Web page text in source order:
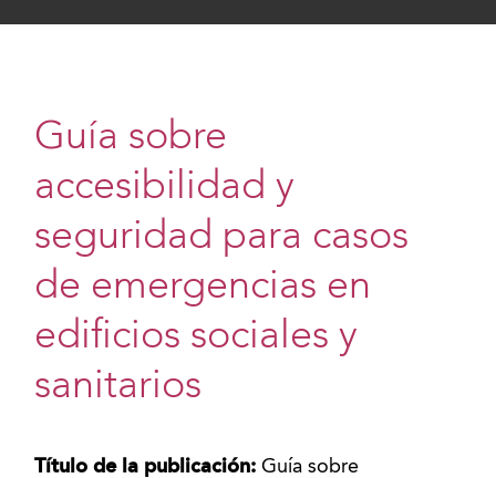
Guía sobre
accesibilidad y
seguridad para casos
de emergencias en
edificios sociales y
sanitarios
Título de la publicación:Guía sobre